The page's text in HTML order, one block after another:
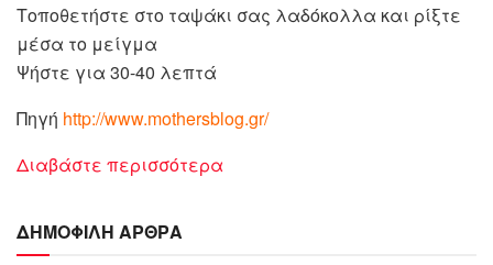
Τοποθετήστε στο ταψάκι σας λαδόκολλα και ρίξτε
μέσα το μείγμα
Ψήστε για 30-40 λεπτά
Πηγή http://www.mothersblog.gr/
Διαβάστε περισσότερα
ΔΗΜΟΦΙΛΗ ΑΡΘΡΑ